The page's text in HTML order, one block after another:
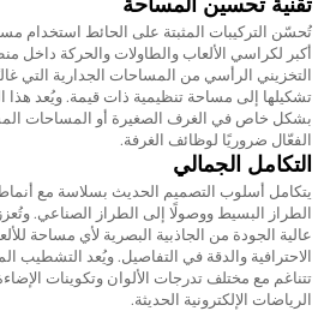
تُحسّن التركيبات المثبتة على الحائط استخدام
أكبر لكراسي الألعاب والطاولات والحركة داخل
التخزيني الرأسي من المساحات الجدارية التي
تشكيلها إلى مساحة تنظيمية ذات قيمة. ويُعد هذا
بشكل خاص في الغرف الصغيرة أو المساحات
الفعّال ضروريًا لوظائف الغرفة.
التكامل الجمالي
يتكامل أسلوب التصميم الحديث بسلاسة مع
الطراز البسيط ووصولًا إلى الطراز الصناعي.
عالية الجودة من الجاذبية البصرية لأي مساحة
الاحترافية والدقة في التفاصيل. ويُعد التشطيب
تتناغم مع مختلف تدرجات الألوان وتكوينات
الرياضات الإلكترونية الحديثة.